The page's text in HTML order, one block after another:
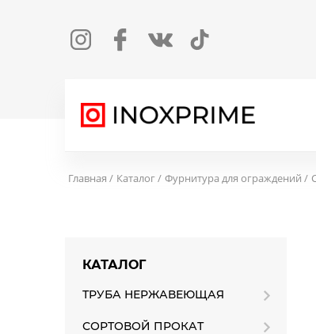
InstagramFacebookВконтакте
TikTok
Главная Каталог Фурнитура для ограждений
КАТАЛОГ
ТРУБА НЕРЖАВЕЮЩАЯ
СОРТОВОЙ ПРОКАТ